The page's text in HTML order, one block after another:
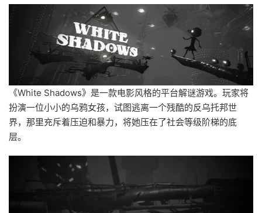
《White Shadows》是一款电影风格的平台解谜游戏。玩家将
扮演一位小小的乌鸦女孩，试图逃离一个残酷的反乌托邦世
界，那里充斥着压迫和暴力，将她压在了社会等级阶梯的底
层。